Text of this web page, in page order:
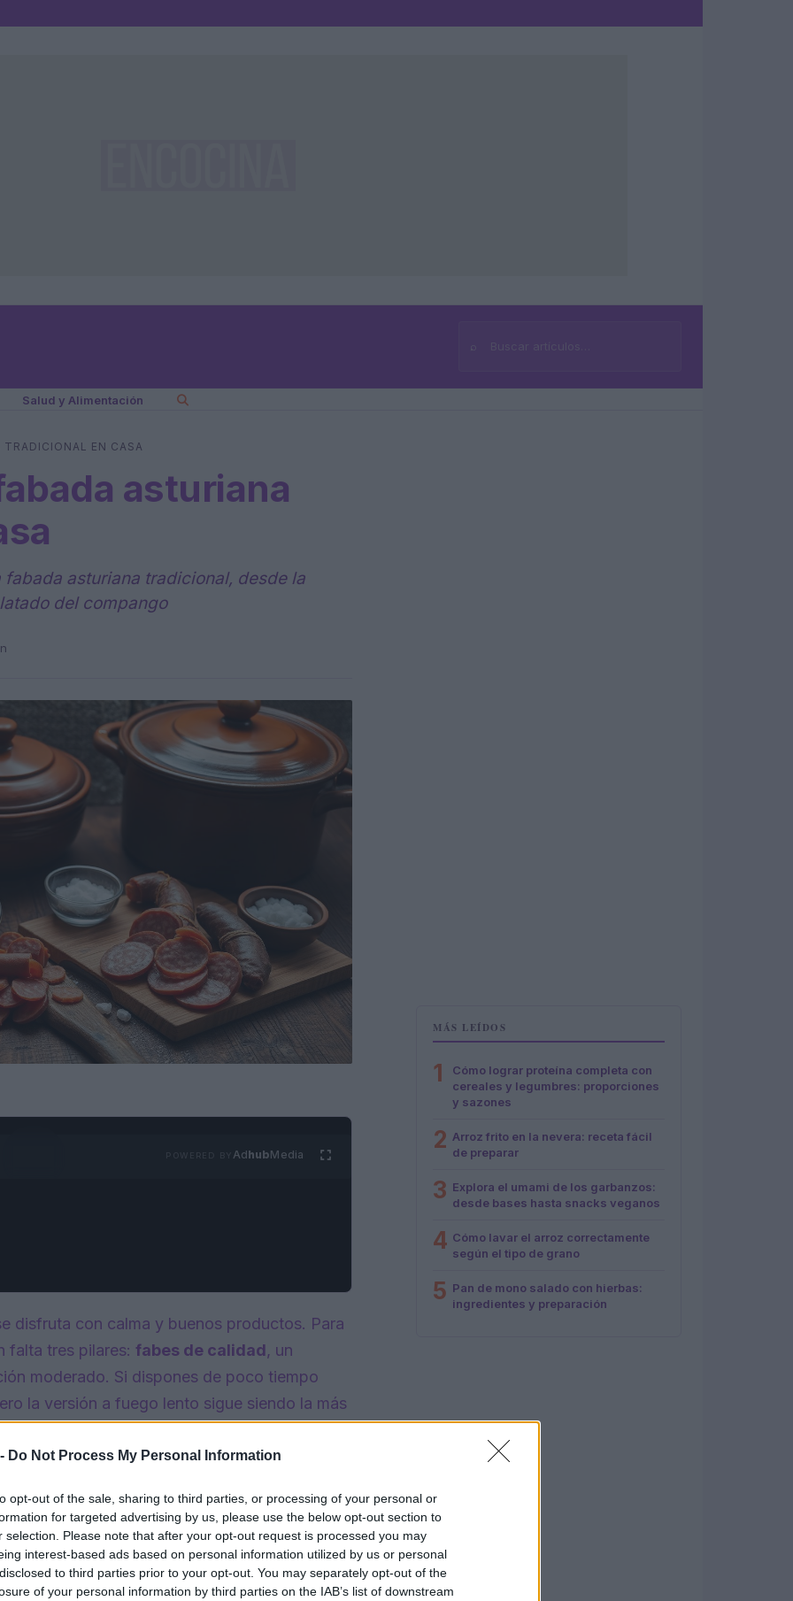
Do Not Process My Personal Information
opt-out of the sale, sharing to third parties, or processing of your personal or
for targeted advertising by us, please use the below opt-out section to
selection. Please note that after your opt-out request is processed you may
interest-based ads based on personal information utilized by us or personal
to third parties prior to your opt-out. You may separately opt-out of the
of your personal information by third parties on the IAB’s list of downstream
⌕Buscar
Salud y Alimentación
TRADICIONAL EN CASA
asturiana
asturiana tradicional, desde la
del compango
AdhubMedia
disfruta con calma y buenos productos. Para
falta tres pilares: fabes de calidad, un
moderado. Si dispones de poco tiempo
la versión a fuego lento sigue siendo la más
MÁS LEÍDOS
1
Cómo lograr proteína completa con
cereales y legumbres: proporciones
y sazones
2 Arroz frito en la nevera: receta fácil
de preparar
3 Explora el umami de los garbanzos:
desde bases hasta snacks veganos
4 Cómo lavar el arroz correctamente
según el tipo de grano
5 Pan de mono salado con hierbas:
ingredientes y preparación